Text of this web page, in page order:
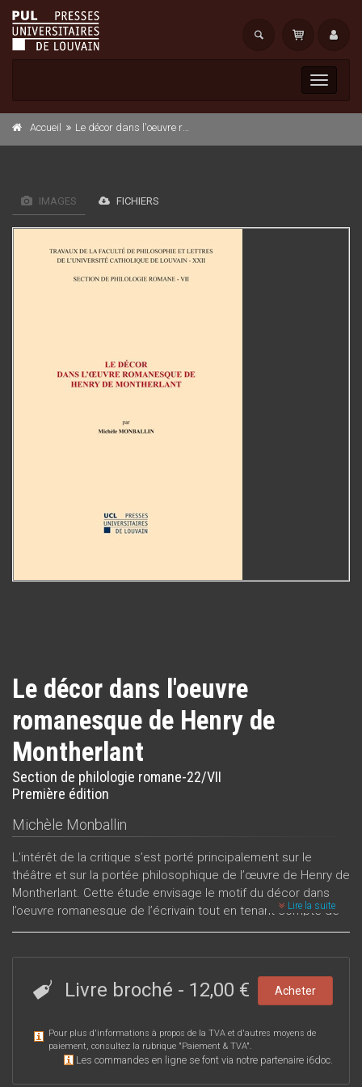
Toggle
Accueil Le décor dans l'oeuvre romanesque de Henry de Montherlant
IMAGES FICHIERS
Le décor dans l'oeuvre
romanesque de Henry de
Montherlant
Section de philologie romane-22/VII
Première édition
Michèle Monballin
L'intérêt de la critique s’est porté principalement sur le
théâtre et sur la portée philosophique de l’œuvre de Henry de
Montherlant. Cette étude envisage le motif du décor dans
l’oeuvre romanesque de l’écrivain tout en tenant compte de
ses autres écrits. Il en résulte une double approche
symboliques. Il s’agit ici non de juxtaposer les analyses de
chaque roman sous l’angle du décor mais de dépasser ce
interprétation du décor romanesque selon les valeurs
propres à l’ensemble de l’oeuvre de Montherlant.
Que ce soit dans ses romans ou dans ses autres ouvrages,
Lire la suite
Livre broché - 12,00 € Acheter
Pour plus d'informations à propos de la TVA et d'autres moyens de
paiement, consultez la rubrique "Paiement & TVA".
Les commandes en ligne se font via notre partenaire i6doc.